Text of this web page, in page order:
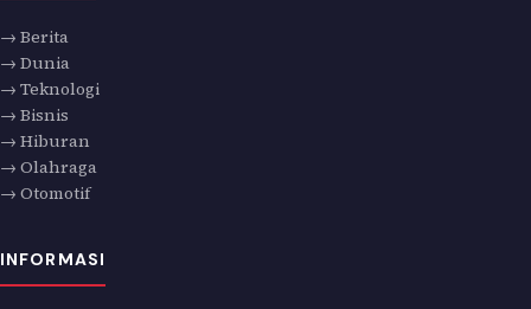
→ Berita
→ Dunia
→ Teknologi
→ Bisnis
→ Hiburan
→ Olahraga
→ Otomotif
INFORMASI